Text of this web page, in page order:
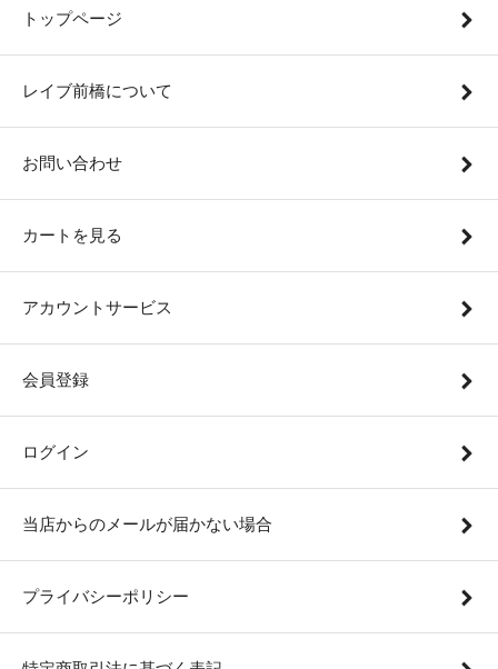
トップページ
レイブ前橋について
お問い合わせ
カートを見る
アカウントサービス
会員登録
ログイン
当店からのメールが届かない場合
プライバシーポリシー